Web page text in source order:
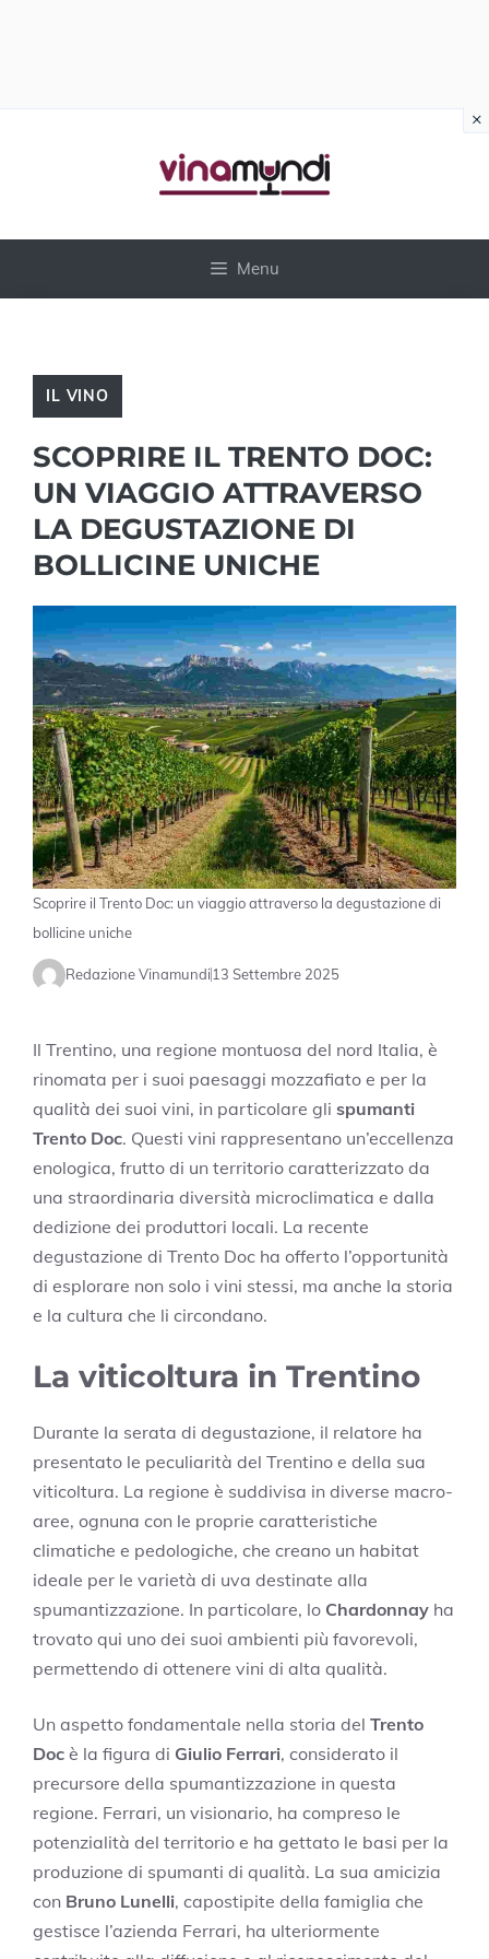
Menu
IL VINO
SCOPRIRE IL TRENTO DOC:
UN VIAGGIO ATTRAVERSO
LA DEGUSTAZIONE DI
BOLLICINE UNICHE
Scoprire il Trento Doc: un viaggio attraverso la degustazione di
bollicine uniche
Redazione Vinamundi13 Settembre 2025
Il Trentino, una regione montuosa del nord Italia, è
rinomata per i suoi paesaggi mozzafiato e per la
qualità dei suoi vini, in particolare gli spumanti
Trento Doc. Questi vini rappresentano un’eccellenza
enologica, frutto di un territorio caratterizzato da
una straordinaria diversità microclimatica e dalla
dedizione dei produttori locali. La recente
degustazione di Trento Doc ha offerto l’opportunità
di esplorare non solo i vini stessi, ma anche la storia
e la cultura che li circondano.
La viticoltura in Trentino
Durante la serata di degustazione, il relatore ha
presentato le peculiarità del Trentino e della sua
viticoltura. La regione è suddivisa in diverse macro-
aree, ognuna con le proprie caratteristiche
climatiche e pedologiche, che creano un habitat
ideale per le varietà di uva destinate alla
spumantizzazione. In particolare, lo Chardonnay ha
trovato qui uno dei suoi ambienti più favorevoli,
permettendo di ottenere vini di alta qualità.
Un aspetto fondamentale nella storia del Trento
Doc è la figura di Giulio Ferrari, considerato il
precursore della spumantizzazione in questa
regione. Ferrari, un visionario, ha compreso le
potenzialità del territorio e ha gettato le basi per la
produzione di spumanti di qualità. La sua amicizia
con Bruno Lunelli, capostipite della famiglia che
gestisce l’azienda Ferrari, ha ulteriormente
×